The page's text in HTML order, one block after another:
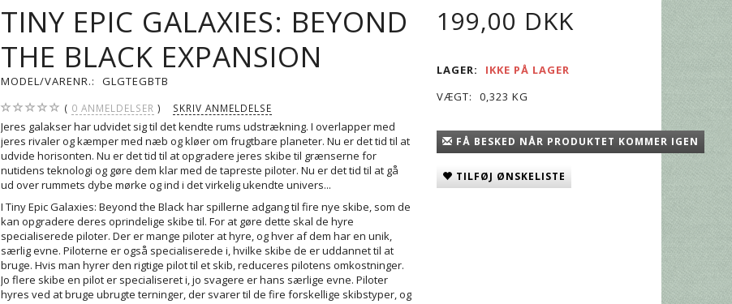
TINY EPIC GALAXIES: BEYOND
THE BLACK EXPANSION
MODEL/VARENR.: GLGTEGBTB
0 ANMELDELSER SKRIV ANMELDELSE
Jeres galakser har udvidet sig til det kendte rums udstrækning. I overlapper med
jeres rivaler og kæmper med næb og kløer om frugtbare planeter. Nu er det tid til at
udvide horisonten. Nu er det tid til at opgradere jeres skibe til grænserne for
nutidens teknologi og gøre dem klar med de tapreste piloter. Nu er det tid til at gå
ud over rummets dybe mørke og ind i det virkelig ukendte univers...
I Tiny Epic Galaxies: Beyond the Black har spillerne adgang til fire nye skibe, som de
kan opgradere deres oprindelige skibe til. For at gøre dette skal de hyre
specialiserede piloter. Der er mange piloter at hyre, og hver af dem har en unik,
særlig evne. Piloterne er også specialiserede i, hvilke skibe de er uddannet til at
bruge. Hvis man hyrer den rigtige pilot til et skib, reduceres pilotens omkostninger.
Jo flere skibe en pilot er specialiseret i, jo svagere er hans særlige evne. Piloter
hyres ved at bruge ubrugte terninger, der svarer til de fire forskellige skibstyper, og
199,00 DKK
LAGER:
IKKE PÅ LAGER
VÆGT:
0,323 KG
FÅ BESKED NÅR PRODUKTET KOMMER IGEN
TILFØJ ØNSKELISTE